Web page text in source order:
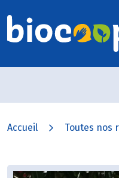
Accueil Toutes nos